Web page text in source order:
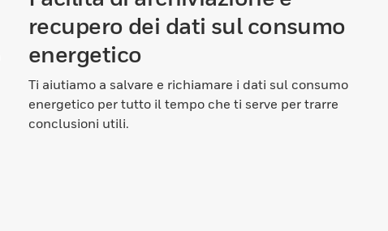
recupero dei dati sul consumo
energetico
Ti aiutiamo a salvare e richiamare i dati sul consumo
energetico per tutto il tempo che ti serve per trarre
conclusioni utili.